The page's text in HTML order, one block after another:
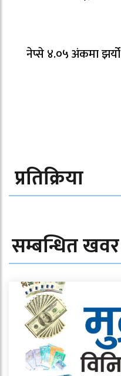
नेप्से ४.०५ अंकमा झर्यो
प्रतिक्रिया
सम्बन्धित खवर